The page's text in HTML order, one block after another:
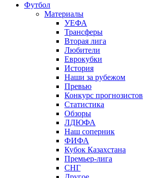
Футбол
Материалы
УЕФА
Трансферы
Вторая лига
Любители
Еврокубки
История
Наши за рубежом
Превью
Конкурс прогнозистов
Статистика
Обзоры
ЛДЮФА
Наш соперник
ФИФА
Кубок Казахстана
Премьер-лига
СНГ